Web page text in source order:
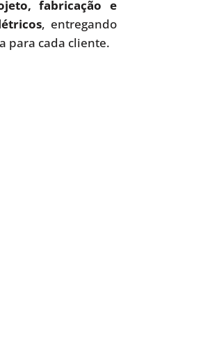
fabricação e
, entregando
para cada cliente.